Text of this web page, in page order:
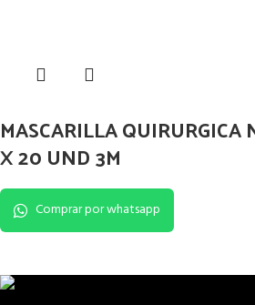
MASCARILLA QUIRURGICA
X 20 UND 3M
Comprar por whatsapp